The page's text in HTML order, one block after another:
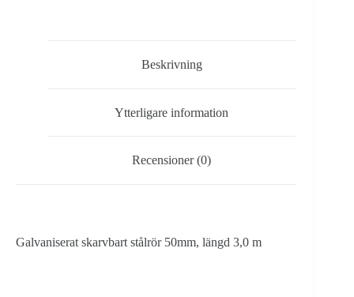
Beskrivning
Ytterligare information
Recensioner (0)
Galvaniserat skarvbart stålrör 50mm, längd 3,0 m